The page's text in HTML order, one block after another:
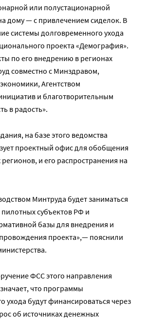
или полустационарной
дому — с привлечением сиделок. В
системы долговременного ухода
проекта «Демография».
по его внедрению в регионах
совместно с Минздравом,
Агентством
и благотворительным
в радость».
на базе этого ведомства
проектный офис для обобщения
и его распространения на
Минтруда будет заниматься
субъектов РФ и
базы для внедрения и
проекта»,— пояснили
ФСС этого направления
что программы
ухода будут финансироваться через
об источниках денежных